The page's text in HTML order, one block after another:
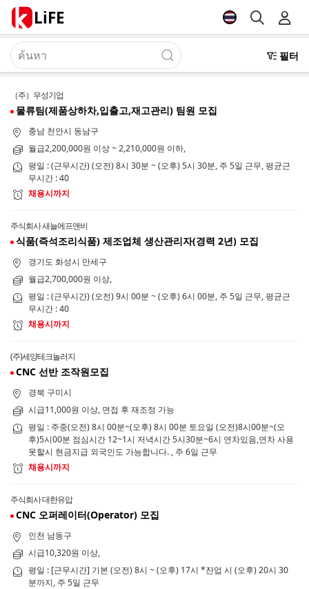
LiFE
필터
（주）우성기업
물류팀(제품상하차,입출고,재고관리) 팀원 모집
충남 천안시 동남구
월급2,200,000원 이상 ~ 2,210,000원 이하,
평일 : (근무시간) (오전) 8시 30분 ~ (오후) 5시 30분, 주 5일 근무, 평균근
무시간 : 40
채용시까지
주식회사 새늘에프앤비
식품(즉석조리식품) 제조업체 생산관리자(경력 2년) 모집
경기도 화성시 만세구
월급2,700,000원 이상,
평일 : (근무시간) (오전) 9시 00분 ~ (오후) 6시 00분, 주 5일 근무, 평균근
무시간 : 40
채용시까지
(주)세양테크놀러지
CNC 선반 조작원모집
경북 구미시
시급11,000원 이상, 면접 후 재조정 가능
평일 : 주중(오전) 8시 00분~(오후) 8시 00분 토요일 (오전)8시00분~(오
후)5시00분 점심시간 12~1시 저녁시간 5시30분~6시 연차있음,연차 사용
못할시 현금지급 외국인도 가능합니다. , 주 6일 근무
채용시까지
주식회사 대한유압
CNC 오퍼레이터(Operator) 모집
인천 남동구
시급10,320원 이상,
평일 : [근무시간] 기본 (오전) 8시 ~ (오후) 17시 *잔업 시 (오후) 20시 30
분까지, 주 5일 근무